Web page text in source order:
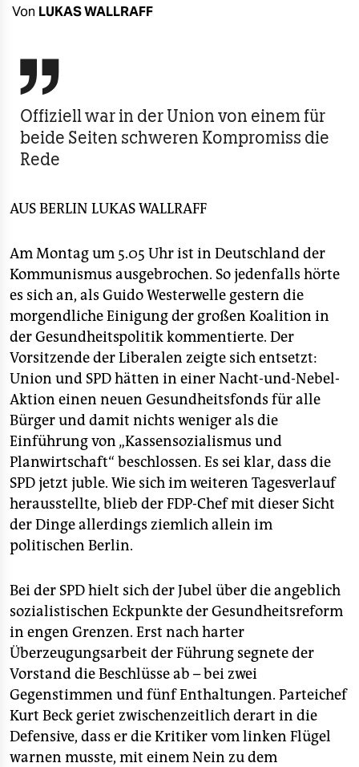
wahrheit
verlag
verlag
veranstaltungen
shop
unterstützen
abo
genossenschaft
epaper login
Von LUKAS WALLRAFF

Offiziell war in der Union von einem für
beide Seiten schweren Kompromiss die
Rede
AUS BERLIN LUKAS WALLRAFF
Am Montag um 5.05 Uhr ist in Deutschland der
Kommunismus ausgebrochen. So jedenfalls hörte
es sich an, als Guido Westerwelle gestern die
morgendliche Einigung der großen Koalition in
der Gesundheitspolitik kommentierte. Der
Vorsitzende der Liberalen zeigte sich entsetzt:
Union und SPD hätten in einer Nacht-und-Nebel-
Aktion einen neuen Gesundheitsfonds für alle
Bürger und damit nichts weniger als die
Einführung von „Kassensozialismus und
Planwirtschaft“ beschlossen. Es sei klar, dass die
SPD jetzt juble. Wie sich im weiteren Tagesverlauf
herausstellte, blieb der FDP-Chef mit dieser Sicht
der Dinge allerdings ziemlich allein im
politischen Berlin.
Bei der SPD hielt sich der Jubel über die angeblich
sozialistischen Eckpunkte der Gesundheitsreform
in engen Grenzen. Erst nach harter
Überzeugungsarbeit der Führung segnete der
Vorstand die Beschlüsse ab – bei zwei
Gegenstimmen und fünf Enthaltungen. Parteichef
Kurt Beck geriet zwischenzeitlich derart in die
Defensive, dass er die Kritiker vom linken Flügel
warnen musste, mit einem Nein zu dem